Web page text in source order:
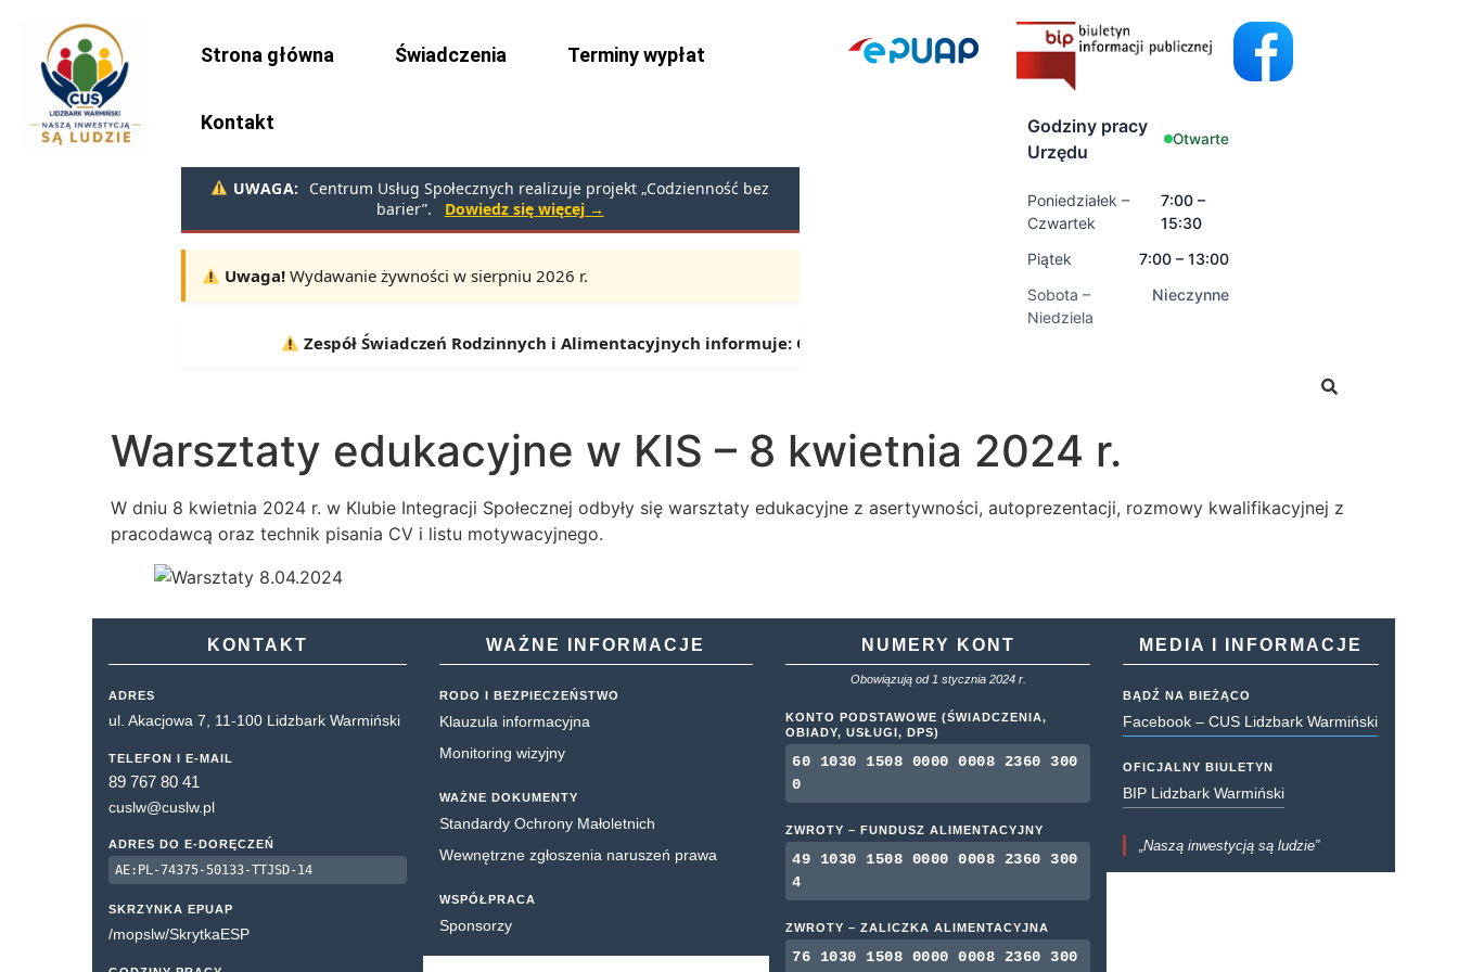
Strona główna Świadczenia Terminy wypłat
Kontakt
UWAGA:
Centrum Usług Społecznych realizuje projekt „Codzienność bez
barier”.
Dowiedz się więcej →
Uwaga!Wydawanie żywności w sierpniu 2026 r.
10.08, 11.08, 12.08 |
Zespół Świadczeń Rodzinnych i Alimentacyjnych informuje:Od 1 lipca można składać wnioski o świadczenia rodzinne oraz świadczenia z
Godziny pracy
Urzędu
Otwarte
Poniedziałek –
Czwartek
7:00 –
15:30
Piątek
7:00 – 13:00
Sobota –
Niedziela
Nieczynne
Warsztaty edukacyjne w KIS – 8 kwietnia 2024 r.
W dniu 8 kwietnia 2024 r. w Klubie Integracji Społecznej odbyły się warsztaty edukacyjne z asertywności, autoprezentacji, rozmowy kwalifikacyjnej z
pracodawcą oraz technik pisania CV i listu motywacyjnego.
KONTAKT
ADRES
ul. Akacjowa 7, 11-100 Lidzbark Warmiński
TELEFON I E-MAIL
89 767 80 41
cuslw@cuslw.pl
ADRES DO E-DORĘCZEŃ
AE:PL-74375-50133-TTJSD-14
SKRZYNKA EPUAP
/mopslw/SkrytkaESP
WAŻNE INFORMACJE
RODO I BEZPIECZEŃSTWO
Klauzula informacyjna
Monitoring wizyjny
WAŻNE DOKUMENTY
Standardy Ochrony Małoletnich
Wewnętrzne zgłoszenia naruszeń prawa
WSPÓŁPRACA
Sponsorzy
NUMERY KONT
Obowiązują od 1 stycznia 2024 r.
KONTO PODSTAWOWE (ŚWIADCZENIA,
OBIADY, USŁUGI, DPS)
60 1030 1508 0000 0008 2360 300
0
ZWROTY – FUNDUSZ ALIMENTACYJNY
49 1030 1508 0000 0008 2360 300
4
ZWROTY – ZALICZKA ALIMENTACYJNA
76 1030 1508 0000 0008 2360 300
MEDIA I INFORMACJE
BĄDŹ NA BIEŻĄCO
Facebook – CUS Lidzbark Warmiński
OFICJALNY BIULETYN
BIP Lidzbark Warmiński
„Naszą inwestycją są ludzie”